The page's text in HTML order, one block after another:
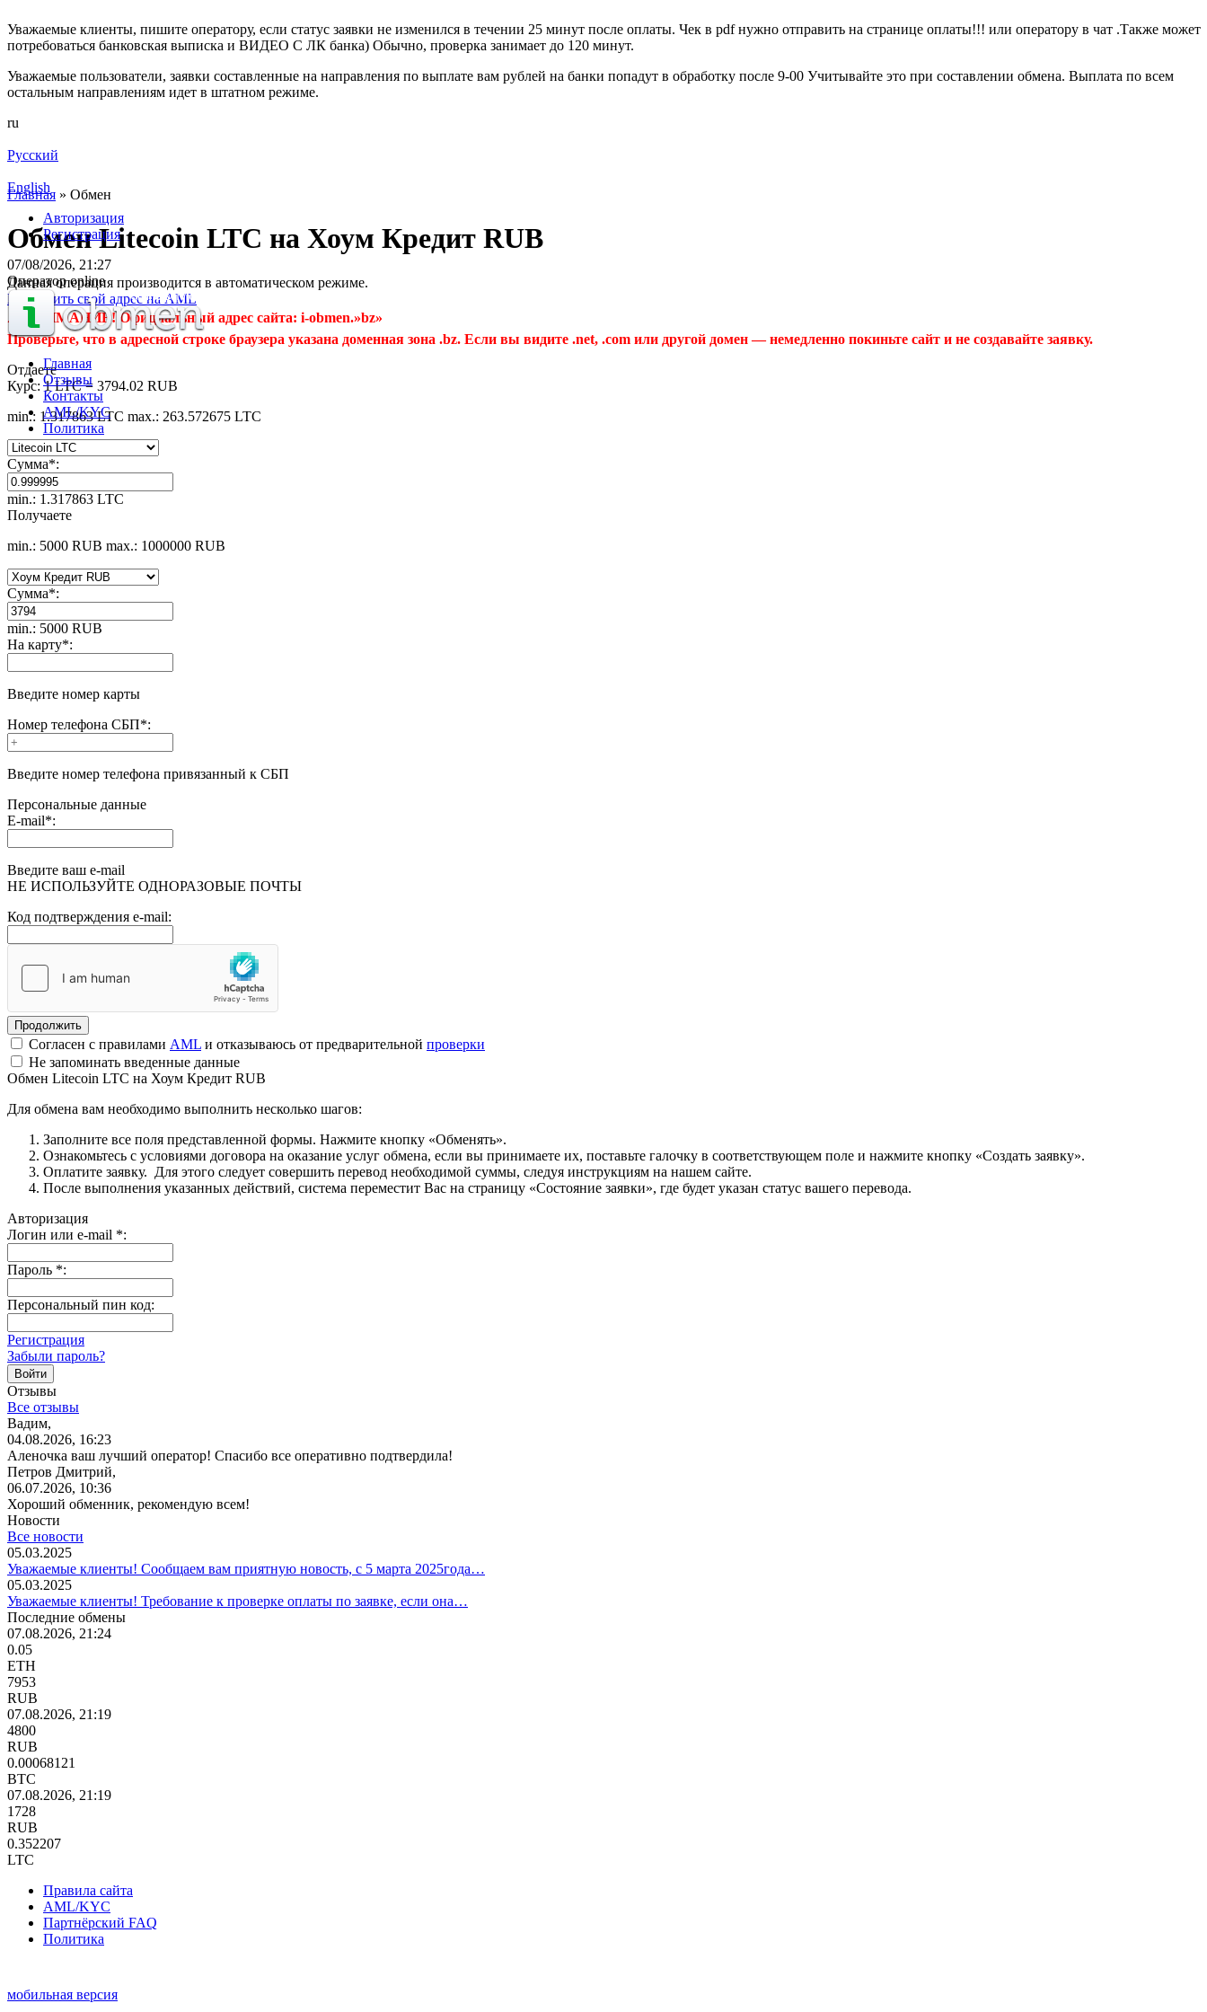
Уважаемые клиенты, пишите оператору, если статус заявки не изменился в течении 25 минут после оплаты. Чек в pdf нужно отправить на странице оплаты!!! или оператору в чат .Также может
потребоваться банковская выписка и ВИДЕО С ЛК банка) Обычно, проверка занимает до 120 минут.
Уважаемые пользователи, заявки составленные на направления по выплате вам рублей на банки попадут в обработку после 9-00 Учитывайте это при составлении обмена. Выплата по всем
остальным направлениям идет в штатном режиме.
ru
Русский
English
Авторизация
Регистрация
07/08/2026, 21:27
Оператор online
Главная
Отзывы
Контакты
AML/KYC
Политика
Главная » Обмен
Обмен Litecoin LTC на Хоум Кредит RUB
Данная операция производится в автоматическом режиме.
Проверить свой адрес на AML
⚠️ ВНИМАНИЕ! Официальный адрес сайта: i-obmen.»bz»
Проверьте, что в адресной строке браузера указана доменная зона .bz. Если вы видите .net, .com или другой домен — немедленно покиньте сайт и не создавайте заявку.
Отдаете
Курс:1 LTC = 3794.02 RUB
min.: 1.317863 LTC max.: 263.572675 LTC
Сумма*:
min.: 1.317863 LTC
Получаете
min.: 5000 RUB max.: 1000000 RUB
Сумма*:
min.: 5000 RUB
На карту*:
Введите номер карты
Номер телефона СБП*:
Введите номер телефона привязанный к СБП
Персональные данные
E-mail*:
Введите ваш e-mail
НЕ ИСПОЛЬЗУЙТЕ ОДНОРАЗОВЫЕ ПОЧТЫ
Код подтверждения e-mail:
Согласен с правилами AML и отказываюсь от предварительной проверки
Не запоминать введенные данные
Обмен Litecoin LTC на Хоум Кредит RUB
Для обмена вам необходимо выполнить несколько шагов:
Заполните все поля представленной формы. Нажмите кнопку «Обменять».
Ознакомьтесь с условиями договора на оказание услуг обмена, если вы принимаете их, поставьте галочку в соответствующем поле и нажмите кнопку «Создать заявку».
Оплатите заявку. Для этого следует совершить перевод необходимой суммы, следуя инструкциям на нашем сайте.
После выполнения указанных действий, система переместит Вас на страницу «Состояние заявки», где будет указан статус вашего перевода.
Авторизация
Логин или e-mail *:
Пароль *:
Персональный пин код:
Регистрация
Забыли пароль?
Отзывы
Все отзывы
Вадим,
04.08.2026, 16:23
Аленочка ваш лучший оператор! Спасибо все оперативно подтвердила!
Петров Дмитрий,
06.07.2026, 10:36
Хороший обменник, рекомендую всем!
Новости
Все новости
05.03.2025
Уважаемые клиенты! Сообщаем вам приятную новость, с 5 марта 2025года…
05.03.2025
Уважаемые клиенты! Требование к проверке оплаты по заявке, если она…
Последние обмены
07.08.2026, 21:24
0.05
ETH
7953
RUB
07.08.2026, 21:19
4800
RUB
0.00068121
BTC
07.08.2026, 21:19
1728
RUB
0.352207
LTC
Правила сайта
AML/KYC
Партнёрский FAQ
Политика
мобильная версия